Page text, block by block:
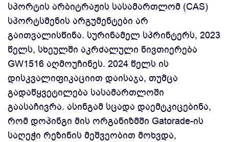
სპორტის არბიტრაჟის სასამართლომ (CAS)
სპორტსმენის არგუმენტები არ
გაითვალისწინა. სურინამელ სპრინტერს, 2023
წელს, სხეულში აკრძალული ნივთიერება
GW1516 აღმოუჩინეს. 2024 წელს ის
დისკვალიფიკაციით დაისაჯა, თუმცა
გადაწყვეტილება სასამართლოში
გაასაჩივრა. ​​ასინგამ სცადა დაემტკიცებინა,
რომ დოპინგი მის ორგანიზმში Gatorade-ის
საღეჭი რეზინის მეშვეობით მოხვდა,